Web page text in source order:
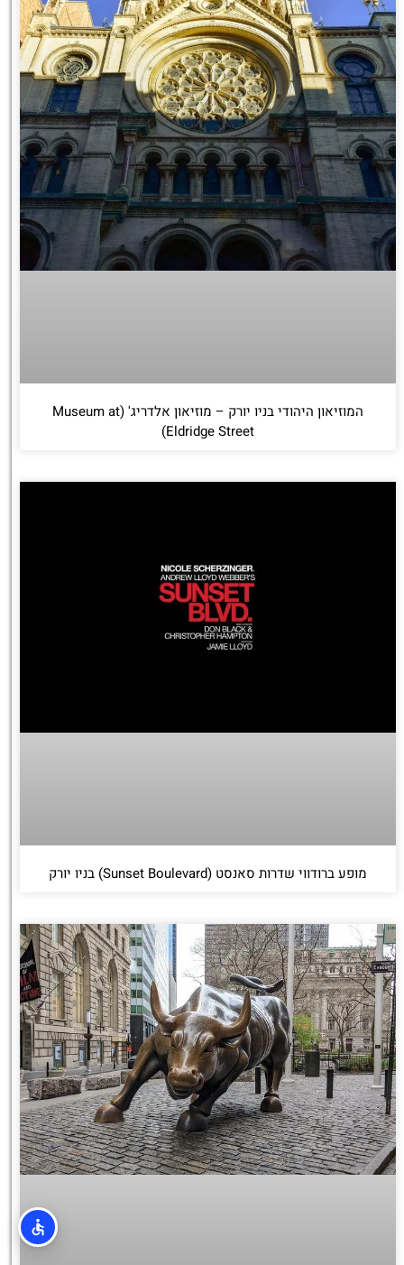
המוזיאון היהודי בניו יורק – מוזיאון אלדריג' (Museum at
Eldridge Street)
מופע ברודווי שדרות סאנסט (Sunset Boulevard) בניו יורק